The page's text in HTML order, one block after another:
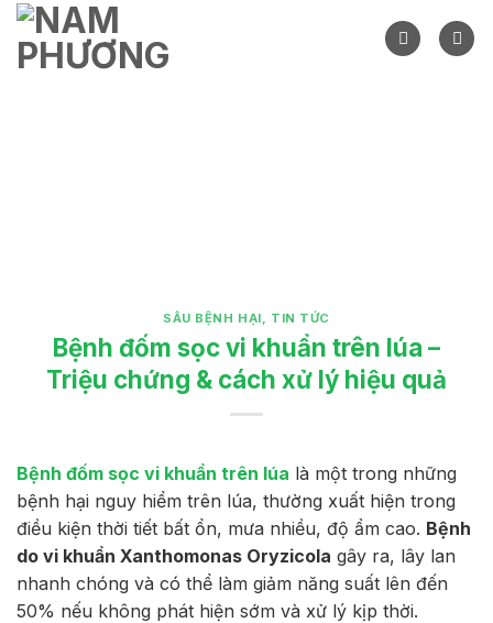
Skip
content
SÂU BỆNH HẠI, TIN TỨC
Bệnh đốm sọc vi khuẩn trên lúa –
Triệu chứng & cách xử lý hiệu quả
Bệnh đốm sọc vi khuẩn trên lúa là một trong những
bệnh hại nguy hiểm trên lúa, thường xuất hiện trong
điều kiện thời tiết bất ổn, mưa nhiều, độ ẩm cao. Bệnh
do vi khuẩn Xanthomonas Oryzicola gây ra, lây lan
nhanh chóng và có thể làm giảm năng suất lên đến
50% nếu không phát hiện sớm và xử lý kịp thời.